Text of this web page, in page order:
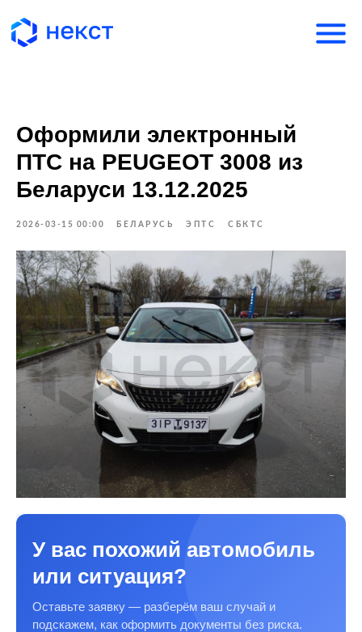
Оформили электронный
ПТС на PEUGEOT 3008 из
Беларуси 13.12.2025
2026-03-15 00:00 БЕЛАРУСЬ ЭПТС СБКТС
У вас похожий автомобиль
или ситуация?
Оставьте заявку — разберём ваш случай и
подскажем, как оформить документы без риска.